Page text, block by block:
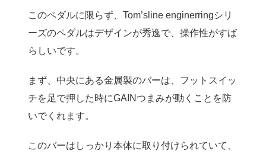
このペダルに限らず、Tom’sline enginerringシリ
ーズのペダルはデザインが秀逸で、操作性がすば
らしいです。
まず、中央にある金属製のバーは、フットスイッ
チを足で押した時にGAINつまみが動くことを防
いでくれます。
このバーはしっかり本体に取り付けられていて、